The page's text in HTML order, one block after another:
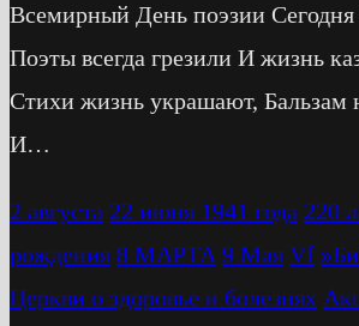
Всемирный День поэзии
Поэты всегда грезили И жизнь
Стихи жизнь украшают, Бальзам
И…
2 августа 22 июня 1941 года 220
рождения 8 МАРТА 9 Мая Vf
Церкви о здоровье и болезнях